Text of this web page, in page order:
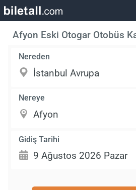
Afyon Eski Otogar Otobüs
Nereden
Nereye
Gidiş Tarihi